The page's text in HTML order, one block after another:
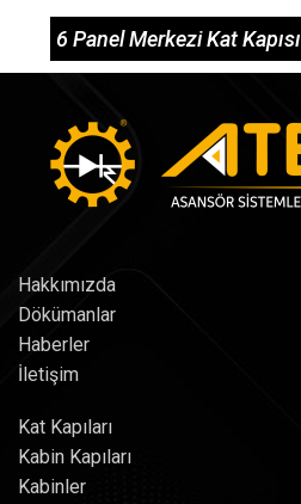
6 Panel Merkezi Kat Kapısı
Hakkımızda
Dökümanlar
Haberler
İletişim
Kat Kapıları
Kabin Kapıları
Kabinler